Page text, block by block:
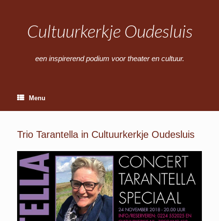
Cultuurkerkje Oudesluis
een inspirerend podium voor theater en cultuur.
Menu
Trio Tarantella in Cultuurkerkje Oudesluis